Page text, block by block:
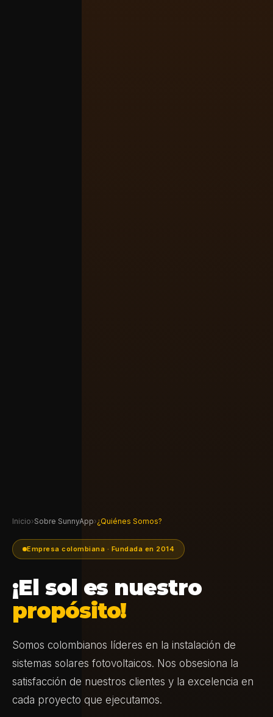
Inicio›Sobre SunnyApp›¿Quiénes Somos?
Empresa colombiana · Fundada en 2014
¡El sol es nuestro
propósito!
Somos colombianos líderes en la instalación de
sistemas solares fotovoltaicos. Nos obsesiona la
satisfacción de nuestros clientes y la excelencia en
cada proyecto que ejecutamos.